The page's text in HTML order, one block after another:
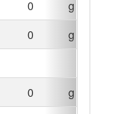
0
g
0
g
0
g